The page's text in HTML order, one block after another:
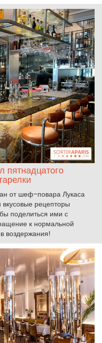
от шеф-повара Лукаса
рецепторы
поделиться ими с
к нормальной
воздержания!